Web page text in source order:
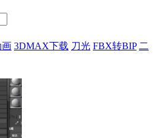
画 3DMAX下载 刀光 FBX转BIP 二